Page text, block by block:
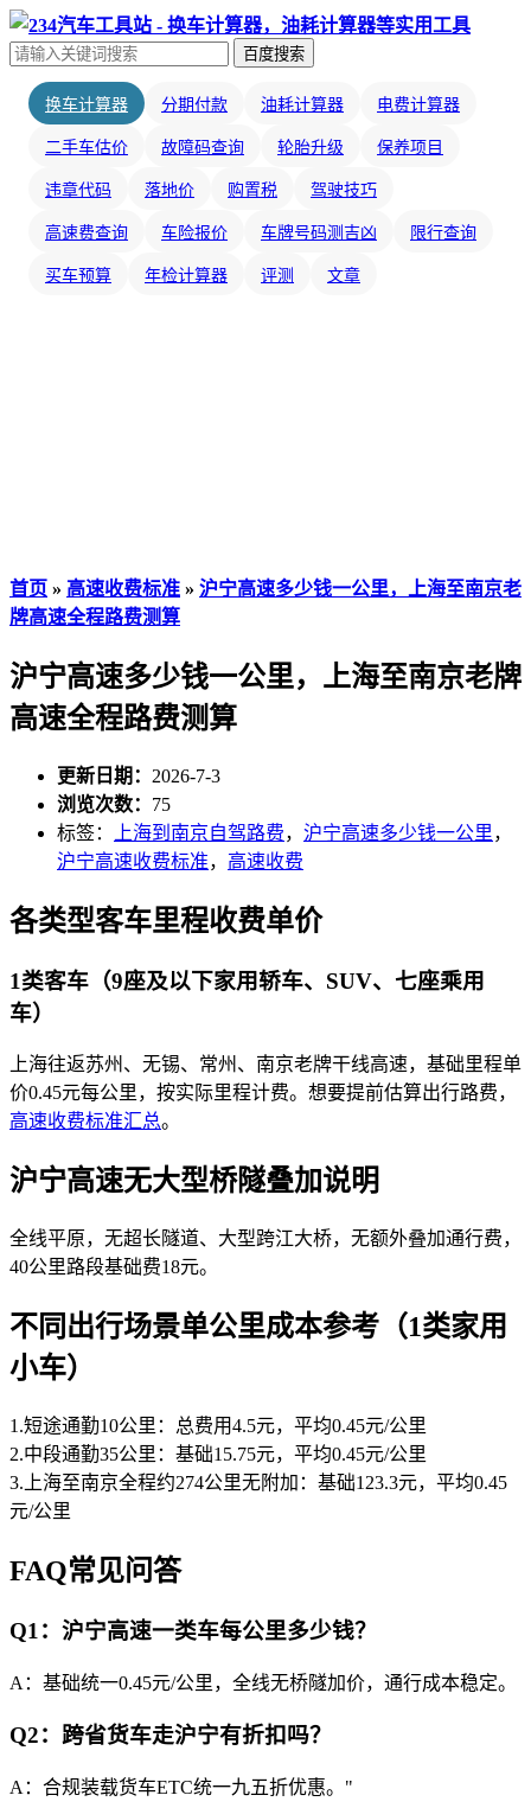
百度搜索
换车计算器 分期付款 油耗计算器 电费计算器
二手车估价 故障码查询 轮胎升级 保养项目
违章代码 落地价 购置税 驾驶技巧
高速费查询 车险报价 车牌号码测吉凶 限行查询
买车预算 年检计算器 评测 文章
首页 » 高速收费标准 » 沪宁高速多少钱一公里，上海至南京老
牌高速全程路费测算
沪宁高速多少钱一公里，上海至南京老牌
高速全程路费测算
更新日期： 2026-7-3
浏览次数： 75
标签：
上海到南京自驾路费， 沪宁高速多少钱一公里，
沪宁高速收费标准， 高速收费
各类型客车里程收费单价
1类客车（9座及以下家用轿车、SUV、七座乘用
车）
上海往返苏州、无锡、常州、南京老牌干线高速，基础里程单
价0.45元每公里，按实际里程计费。想要提前估算出行路费，
高速收费标准汇总。
沪宁高速无大型桥隧叠加说明
全线平原，无超长隧道、大型跨江大桥，无额外叠加通行费，
40公里路段基础费18元。
不同出行场景单公里成本参考（1类家用
小车）
1.短途通勤10公里：总费用4.5元，平均0.45元/公里
2.中段通勤35公里：基础15.75元，平均0.45元/公里
3.上海至南京全程约274公里无附加：基础123.3元，平均0.45
元/公里
FAQ常见问答
Q1：沪宁高速一类车每公里多少钱？
A：基础统一0.45元/公里，全线无桥隧加价，通行成本稳定。
Q2：跨省货车走沪宁有折扣吗？
A：合规装载货车ETC统一九五折优惠。"